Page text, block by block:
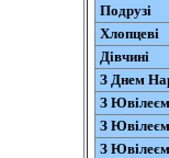
Подрузі
Хлопцеві
Дівчині
З Днем
З Ювілеєм
З
З